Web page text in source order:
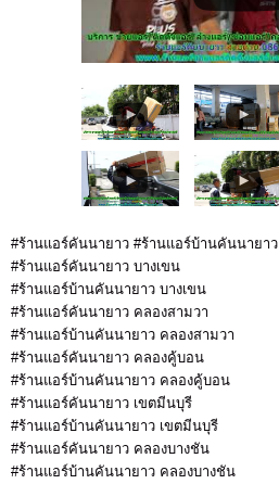
#ร้านแอร์คันนายาว #ร้านแอร์บ้านคันนายาว
#ร้านแอร์คันนายาว บางเขน
#ร้านแอร์บ้านคันนายาว บางเขน
#ร้านแอร์คันนายาว คลองสามวา
#ร้านแอร์บ้านคันนายาว คลองสามวา
#ร้านแอร์คันนายาว คลองคู้บอน
#ร้านแอร์บ้านคันนายาว คลองคู้บอน
#ร้านแอร์คันนายาว เขตมีนบุรี
#ร้านแอร์บ้านคันนายาว เขตมีนบุรี
#ร้านแอร์คันนายาว คลองบางชัน
#ร้านแอร์บ้านคันนายาว คลองบางชัน